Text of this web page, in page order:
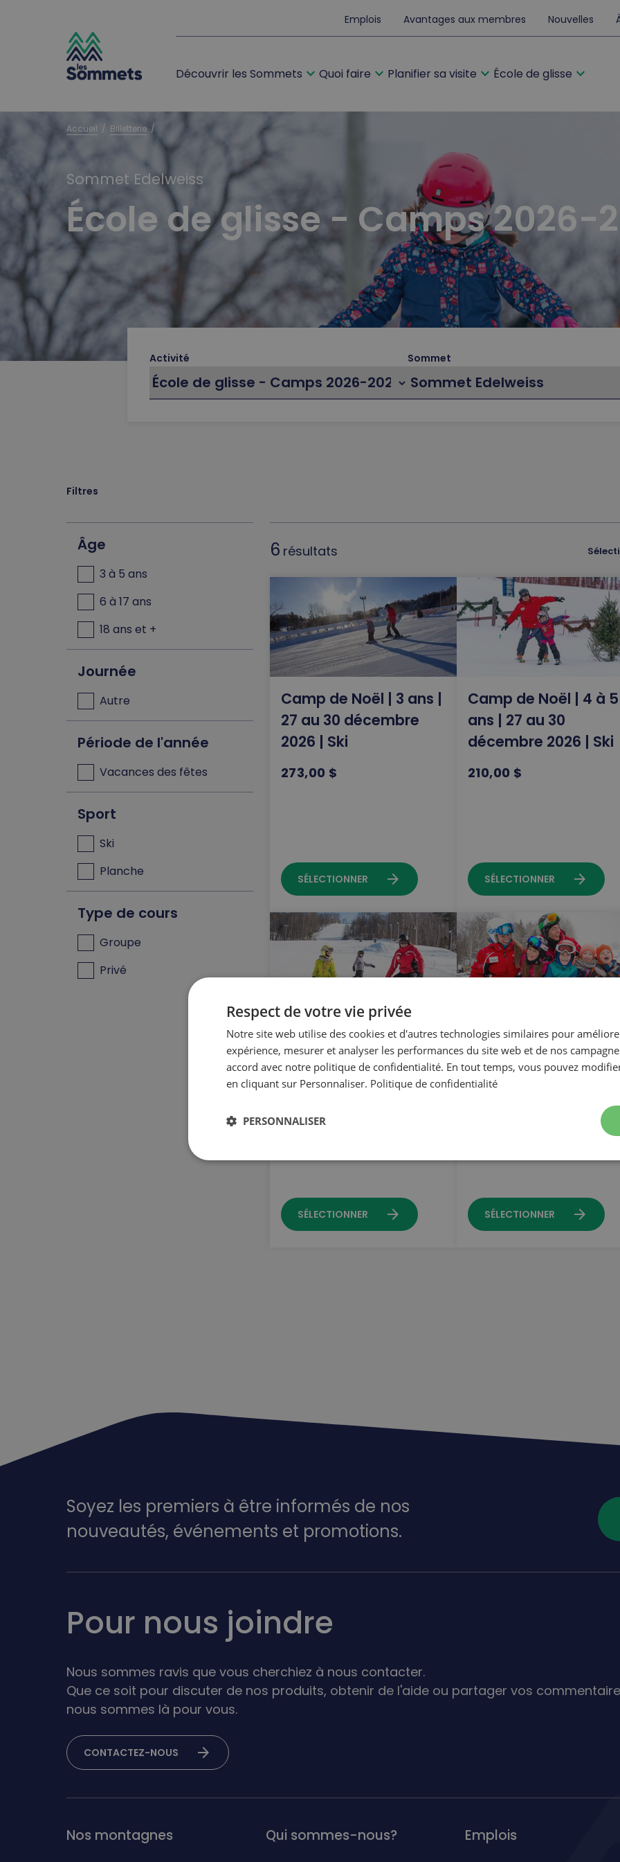
Emplois Avantages aux membres Nouvelles
Découvrir les Sommets expand_more Quoi faire expand_more Planifier sa visite expand_more École de glisse expand_more
Accueil
  /
Billetterie
  /
Sommet Edelweiss
École de glisse - Camps 2026-
Activité
Sommet
Filtres
Âge
3 à 5 ans
6 à 17 ans
18 ans et +
Journée
Autre
Période de l'année
Vacances des fêtes
Sport
Ski
Planche
Type de cours
Groupe
Privé
6 résultats
Camp de Noël | 3 ans |
27 au 30 décembre
2026 | Ski
273,00 $
SÉLECTIONNER arrow_forward
Camp de Noël | 4 à 5
ans | 27 au 30
décembre 2026 | Ski
210,00 $
SÉLECTIONNER arrow_forward
Camp de Noël | 6 à 12
ans | 27 au 30
décembre 2026 |
167,00 $
SÉLECTIONNER arrow_forward
Camp de Noël |
terrain | 6 à 12 ans |
au 30 décembre
SÉLECTIONNER arrow_forward
Soyez les premiers à être informés de nos
nouveautés, événements et promotions.
Pour nous joindre
Nous sommes ravis que vous cherchiez à nous contacter.
Que ce soit pour discuter de nos produits, obtenir de l'aide ou partager vos
nous sommes là pour vous.
CONTACTEZ-NOUS arrow_forward
Nos montagnes Qui sommes-nous? Emplois
Respect de votre vie privée
Notre site web utilise des cookies et d'autres technologies similaires pour
expérience, mesurer et analyser les performances du site web et de nos
accord avec notre politique de confidentialité. En tout temps, vous pouvez
en cliquant sur Personnaliser. Politique de confidentialité
PERSONNALISER